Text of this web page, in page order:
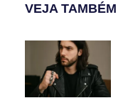
VEJA TAMBÉM